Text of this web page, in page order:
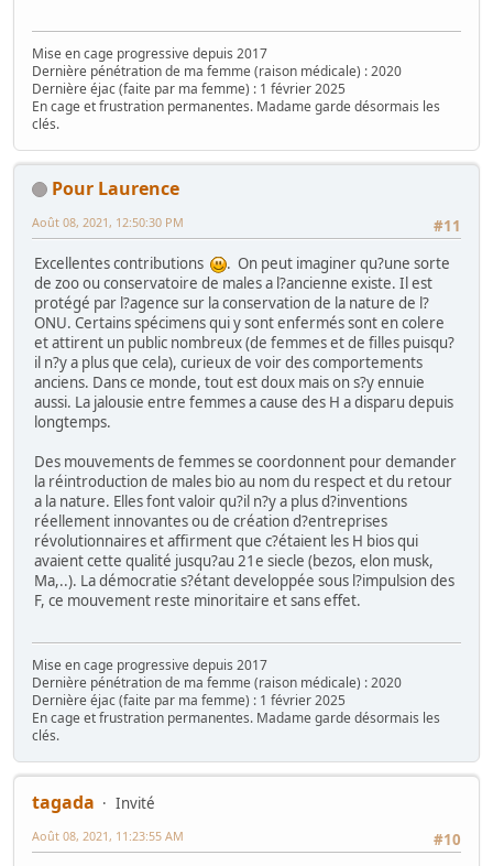
Mise en cage progressive depuis 2017
Dernière pénétration de ma femme (raison médicale) : 2020
Dernière éjac (faite par ma femme) : 1 février 2025
En cage et frustration permanentes. Madame garde désormais les
clés.
Pour Laurence
#11
Août 08, 2021, 12:50:30 PM
Excellentes contributions
. On peut imaginer qu?une sorte
de zoo ou conservatoire de males a l?ancienne existe. Il est
protégé par l?agence sur la conservation de la nature de l?
ONU. Certains spécimens qui y sont enfermés sont en colere
et attirent un public nombreux (de femmes et de filles puisqu?
il n?y a plus que cela), curieux de voir des comportements
anciens. Dans ce monde, tout est doux mais on s?y ennuie
aussi. La jalousie entre femmes a cause des H a disparu depuis
longtemps.
Des mouvements de femmes se coordonnent pour demander
la réintroduction de males bio au nom du respect et du retour
a la nature. Elles font valoir qu?il n?y a plus d?inventions
réellement innovantes ou de création d?entreprises
révolutionnaires et affirment que c?étaient les H bios qui
avaient cette qualité jusqu?au 21e siecle (bezos, elon musk,
Ma,..). La démocratie s?étant developpée sous l?impulsion des
F, ce mouvement reste minoritaire et sans effet.
Mise en cage progressive depuis 2017
Dernière pénétration de ma femme (raison médicale) : 2020
Dernière éjac (faite par ma femme) : 1 février 2025
En cage et frustration permanentes. Madame garde désormais les
clés.
tagada
Invité
#10
Août 08, 2021, 11:23:55 AM